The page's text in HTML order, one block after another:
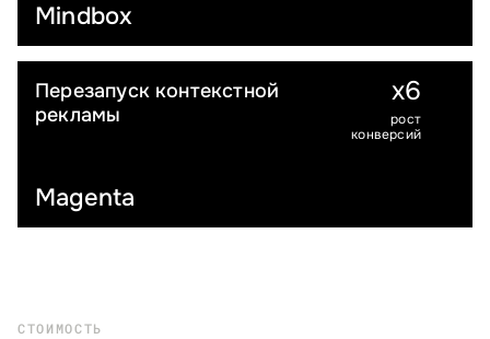
Mindbox
B2B
Magenta
Перезапуск контекстной
рекламы
x6
рост
конверсий
СТОИМОСТЬ